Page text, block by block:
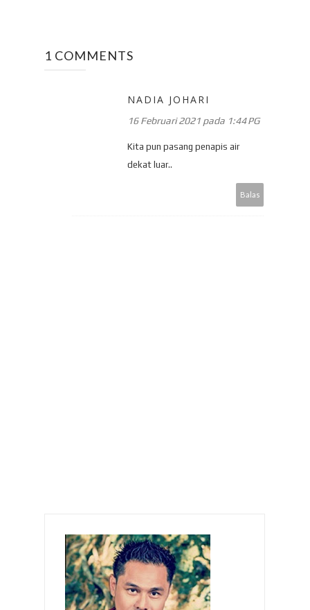
1 COMMENTS
NADIA JOHARI
16 Februari 2021 pada 1:44 PG
Kita pun pasang penapis air
dekat luar..
Balas